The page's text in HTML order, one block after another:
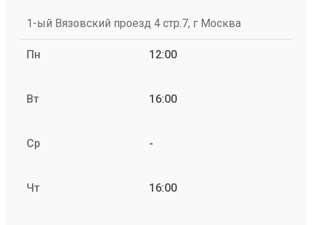
1-ый Вязовский проезд 4 стр.7, г Москва
Пн 12:00
Вт 16:00
Ср -
Чт 16:00